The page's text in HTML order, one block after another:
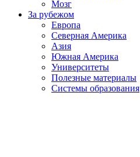
Мозг
За рубежом
Европа
Северная Америка
Азия
Южная Америка
Университеты
Полезные материалы
Системы образования